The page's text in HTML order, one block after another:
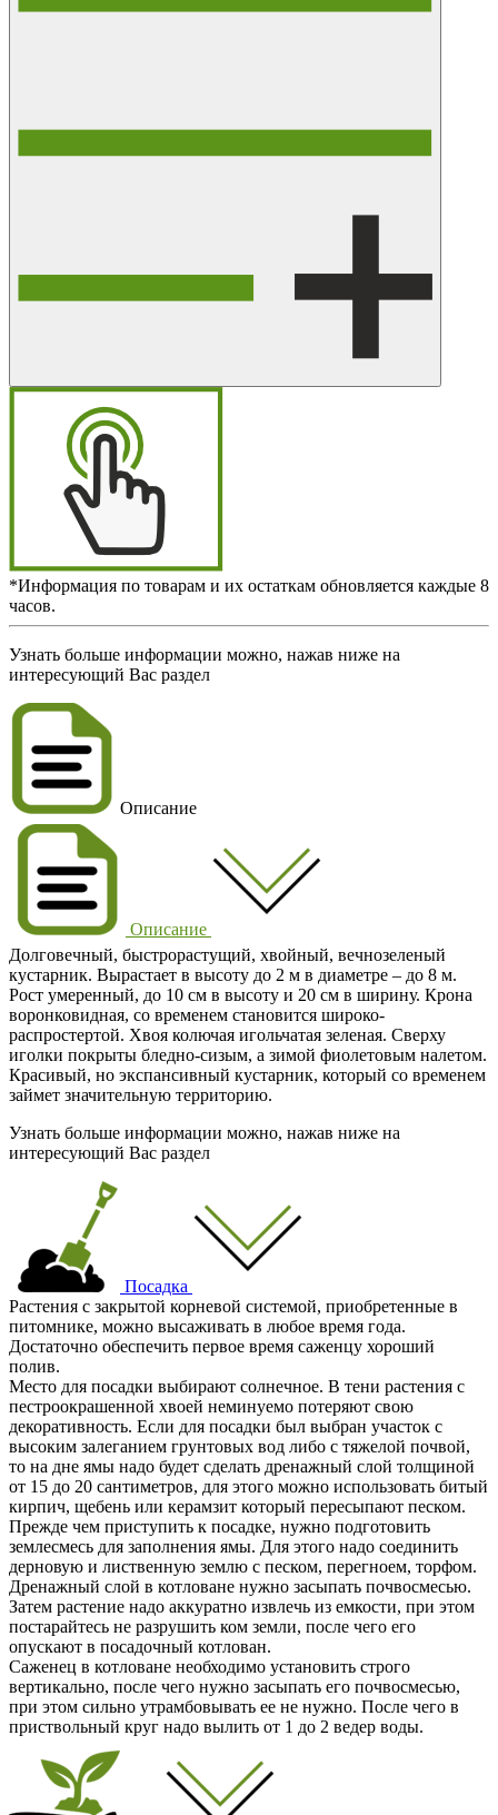
*Информация по товарам и их остаткам обновляется каждые 8
часов.
Узнать больше информации можно, нажав ниже на
интересующий Вас раздел
Описание
Описание
Долговечный, быстрорастущий, хвойный, вечнозеленый
кустарник. Вырастает в высоту до 2 м в диаметре – до 8 м.
Рост умеренный, до 10 см в высоту и 20 см в ширину. Крона
воронковидная, со временем становится широко-
распростертой. Хвоя колючая игольчатая зеленая. Сверху
иголки покрыты бледно-сизым, а зимой фиолетовым налетом.
Красивый, но экспансивный кустарник, который со временем
займет значительную территорию.
Узнать больше информации можно, нажав ниже на
интересующий Вас раздел
Посадка
Растения с закрытой корневой системой, приобретенные в
питомнике, можно высаживать в любое время года.
Достаточно обеспечить первое время саженцу хороший
полив.
Место для посадки выбирают солнечное. В тени растения с
пестроокрашенной хвоей неминуемо потеряют свою
декоративность. Если для посадки был выбран участок с
высоким залеганием грунтовых вод либо с тяжелой почвой,
то на дне ямы надо будет сделать дренажный слой толщиной
от 15 до 20 сантиметров, для этого можно использовать битый
кирпич, щебень или керамзит который пересыпают песком.
Прежде чем приступить к посадке, нужно подготовить
землесмесь для заполнения ямы. Для этого надо соединить
дерновую и лиственную землю с песком, перегноем, торфом.
Дренажный слой в котловане нужно засыпать почвосмесью.
Затем растение надо аккуратно извлечь из емкости, при этом
постарайтесь не разрушить ком земли, после чего его
опускают в посадочный котлован.
Саженец в котловане необходимо установить строго
вертикально, после чего нужно засыпать его почвосмесью,
при этом сильно утрамбовывать ее не нужно. После чего в
приствольный круг надо вылить от 1 до 2 ведер воды.